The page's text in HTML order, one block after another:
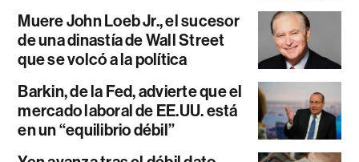
Muere John Loeb Jr., el sucesor
de una dinastía de Wall Street
que se volcó a la política
Barkin, de la Fed, advierte que el
mercado laboral de EE.UU. está
en un “equilibrio débil”